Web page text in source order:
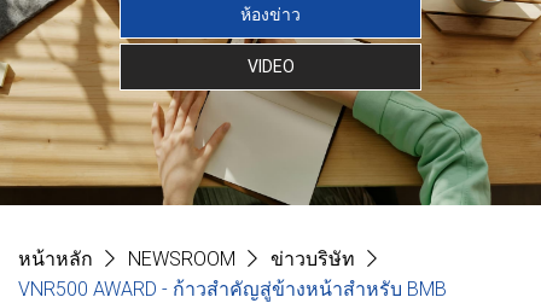
ห้องข่าว
VIDEO
หน้าหลัก NEWSROOM
ข่าวบริษัท
VNR500 AWARD - ก้าวสำคัญสู่ข้างหน้าสำหรับ BMB